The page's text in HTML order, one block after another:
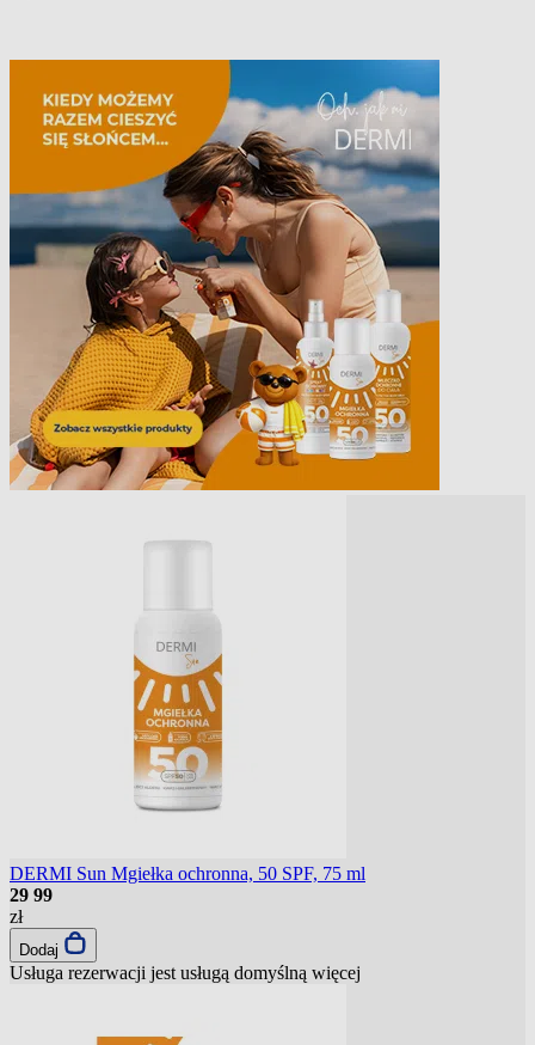
DERMI Sun Mgiełka ochronna, 50 SPF, 75 ml
29 99
zł
Dodaj
Usługa rezerwacji jest usługą domyślną więcej